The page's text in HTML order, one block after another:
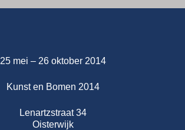
25 mei – 26 oktober 2014
Kunst en Bomen 2014
Lenartzstraat 34
Oisterwijk